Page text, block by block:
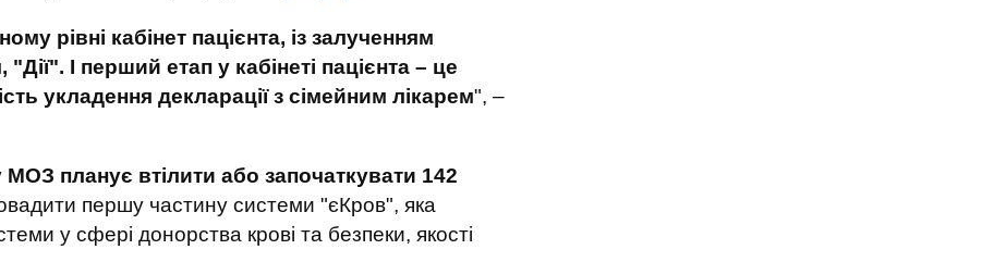
рівні кабінет пацієнта, із залученням
І перший етап у кабінеті пацієнта – це
укладення декларації з сімейним лікарем", –
планує втілити або започаткувати 142
першу частину системи "єКров", яка
у сфері донорства крові та безпеки, якості